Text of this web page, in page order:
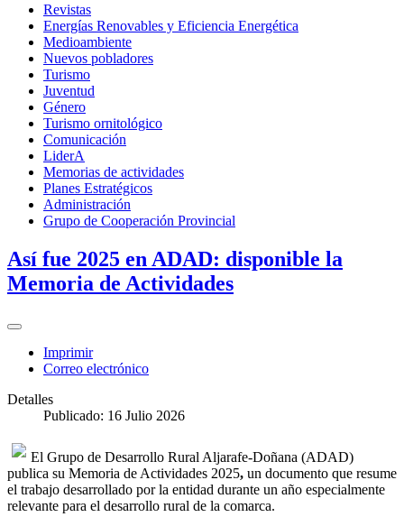
Revistas
Energías Renovables y Eficiencia Energética
Medioambiente
Nuevos pobladores
Turismo
Juventud
Género
Turismo ornitológico
Comunicación
LiderA
Memorias de actividades
Planes Estratégicos
Administración
Grupo de Cooperación Provincial
Así fue 2025 en ADAD: disponible la
Memoria de Actividades
Imprimir
Correo electrónico
Detalles
Publicado: 16 Julio 2026
El Grupo de Desarrollo Rural Aljarafe-Doñana (ADAD)
publica su Memoria de Actividades 2025, un documento que resume
el trabajo desarrollado por la entidad durante un año especialmente
relevante para el desarrollo rural de la comarca.